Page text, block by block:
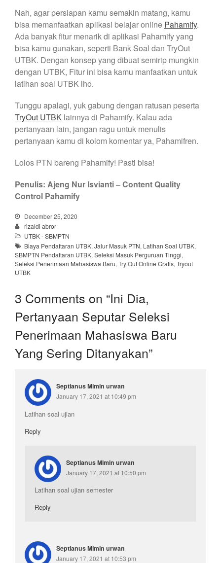
Nah, agar persiapan kamu semakin matang, kamu
bisa memanfaatkan aplikasi belajar online Pahamify.
Ada banyak fitur menarik di aplikasi Pahamify yang
bisa kamu gunakan, seperti Bank Soal dan TryOut
UTBK. Dengan konsep yang dibuat semirip mungkin
dengan UTBK, Fitur ini bisa kamu manfaatkan untuk
latihan soal UTBK lho.
Tunggu apalagi, yuk gabung dengan ratusan peserta
TryOut UTBK lainnya di Pahamify. Kalau ada
pertanyaan lain, jangan ragu untuk menulis
pertanyaan kamu di kolom komentar ya, Pahamifren.
Lolos PTN bareng Pahamify! Pasti bisa!
Penulis: Ajeng Nur Isvianti– Content Quality
Control Pahamify
December 25, 2020
rizaldi abror
UTBK - SBMPTN
Biaya Pendaftaran UTBK, Jalur Masuk PTN, Latihan Soal UTBK,
SBMPTN Pendaftaran UTBK, Seleksi Masuk Perguruan Tinggi,
Seleksi Penerimaan Mahasiswa Baru, Try Out Online Gratis, Tryout
UTBK
3 Comments on “Ini Dia,
Pertanyaan Seputar Seleksi
Penerimaan Mahasiswa Baru
Yang Sering Ditanyakan”
Septianus Mimin urwan
January 17, 2021 at 10:49 pm
Latihan soal ujian
Reply
Septianus Mimin urwan
January 17, 2021 at 10:50 pm
Latihan soal ujian semester
Reply
Septianus Mimin urwan
January 17, 2021 at 10:53 pm